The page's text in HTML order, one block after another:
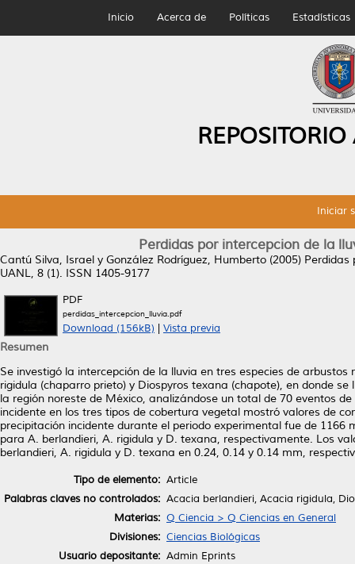
Inicio Acerca de Políticas Estadísticas
Iniciar
Perdidas por intercepcion de la
Cantú Silva, Israel y González Rodríguez, Humberto (2005) Perdidas
UANL, 8 (1). ISSN 1405-9177
PDF
perdidas_intercepcion_lluvia.pdf
Download (156kB) Vista previa
Resumen
Se investigó la intercepción de la lluvia en tres especies de
rigidula (chaparro prieto) y Diospyros texana (chapote), en donde
la región noreste de México, analizándose un total de 70 eventos
incidente en los tres tipos de cobertura vegetal mostró valores de
precipitación incidente durante el periodo experimental fue de
para A. berlandieri, A. rigidula y D. texana, respectivamente. Los
berlandieri, A. rigidula y D. texana en 0.24, 0.14 y 0.14 mm,
Tipo de elemento: Article
Palabras claves no controlados: Acacia berlandieri, Acacia rigidula,
Materias: Q Ciencia > Q Ciencias en General
Divisiones: Ciencias Biológicas
Usuario depositante: Admin Eprints